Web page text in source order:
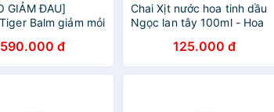
GIẢM ĐAU]
Balm giảm mỏi
590.000 đ
Chai Xịt nước hoa tinh dầu
Ngọc lan tây 100ml - Hoa
khuẩn, thư giãn
125.000 đ